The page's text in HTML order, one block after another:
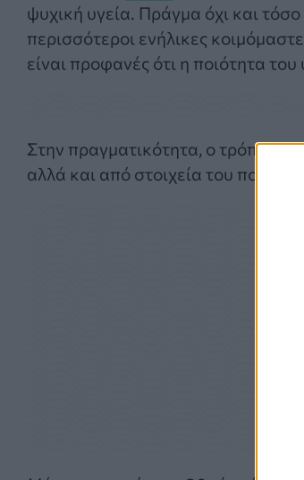
ψυχική υγεία. Πράγμα όχι και
περισσότεροι ενήλικες
είναι προφανές ότι η ποιότητα
Στην πραγματικότητα, ο τρόπος
αλλά και από στοιχεία του